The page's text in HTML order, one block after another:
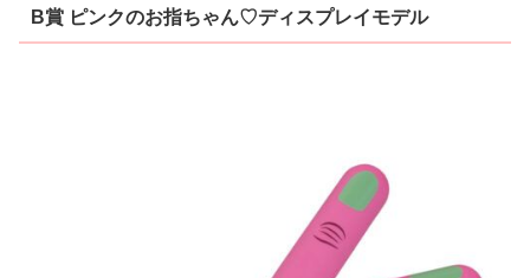
B賞 ピンクのお指ちゃん♡ディスプレイモデル